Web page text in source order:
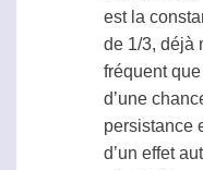
est la
de 1/3, déjà
fréquent
d’une
persistance
d’un effet